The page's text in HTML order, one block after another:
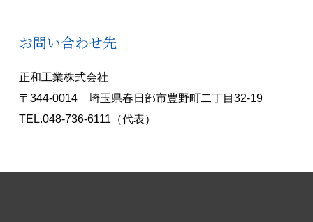
お問い合わせ先
正和工業株式会社
〒344-0014 埼玉県春日部市豊野町二丁目32-19
TEL.048-736-6111（代表）